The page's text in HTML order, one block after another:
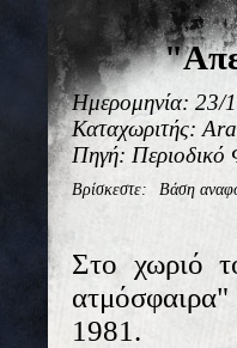
Ημερομηνία: 23/
Καταχωριτής:
Πηγή: Περιοδικό
Βρίσκεστε: Βάση
Στο χωριό
ατμόσφαιρα"
1981.